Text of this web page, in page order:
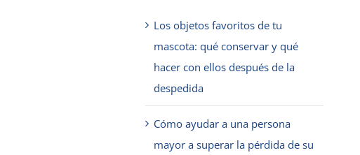
Los objetos favoritos de tu
mascota: qué conservar y qué
hacer con ellos después de la
despedida
Cómo ayudar a una persona
mayor a superar la pérdida de su